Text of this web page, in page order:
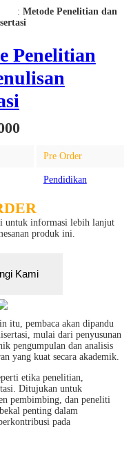
Penelitian
Pre Order
Pendidikan
untuk informasi lebih lanjut
produk ini.
Kami
: Metode Penelitian dan
itu, pembaca akan dipandu
mulai dari penyusunan
pengumpulan dan analisis
yang kuat secara akademik.
etika penelitian,
Ditujukan untuk
pembimbing, dan peneliti
penting dalam
pada